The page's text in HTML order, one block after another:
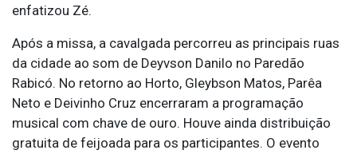
enfatizou Zé.
Após a missa, a cavalgada percorreu as principais ruas
da cidade ao som de Deyvson Danilo no Paredão
Rabicó. No retorno ao Horto, Gleybson Matos, Parêa
Neto e Deivinho Cruz encerraram a programação
musical com chave de ouro. Houve ainda distribuição
gratuita de feijoada para os participantes. O evento